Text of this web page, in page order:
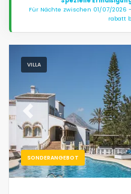
Des monats (27)
Für die Familie
Für Paare
In Strandnähe (20)
Strandbereich (35)
Am Golfplätze in (0)
Für Nächte zwischen 01/07/
rabatt
VILLA
SONDERANGEBOT
Previous